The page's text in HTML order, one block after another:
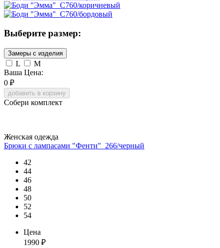
Выберите размер:
Замеры с изделия
L
М
Ваша Цена:
0 ₽
добавить в корзину
Собери комплект
Женская одежда
Брюки с лампасами "Фенти"_266/черный
42
44
46
48
50
52
54
Цена
1990 ₽